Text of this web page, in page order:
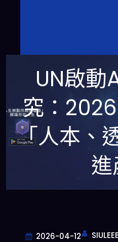
UN啟動
究：
「人本、
2026-04-12